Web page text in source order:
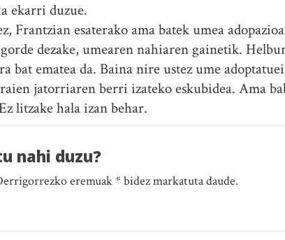
ekarri duzue.
Frantzian esaterako ama batek umea
dezake, umearen nahiaren gainetik.
bat ematea da. Baina nire ustez ume
jatorriaren berri izateko eskubidea. Ama
litzake hala izan behar.
nahi duzu?
eremuak * bidez markatuta daude.